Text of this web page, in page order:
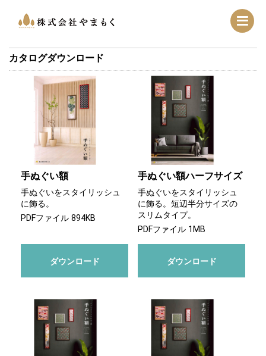
カタログダウンロード
手ぬぐい額
手ぬぐいをスタイリッシュ
に飾る。
PDFファイル 894KB
ダウンロード
手ぬぐい額ハーフサイズ
手ぬぐいをスタイリッシュ
に飾る。短辺半分サイズの
スリムタイプ。
PDFファイル 1MB
ダウンロード